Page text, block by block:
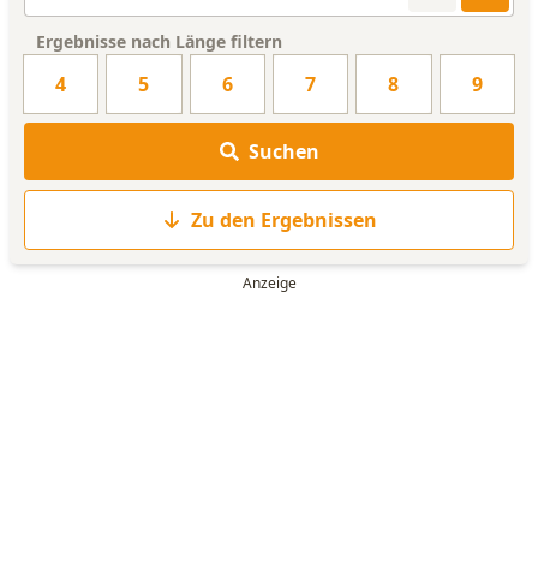
ANAGRAMM-GENERATOR
WORTLISTE
Ergebnisse nach Länge filtern
4 5 6 7 8 9
Suchen
Zu den Ergebnissen